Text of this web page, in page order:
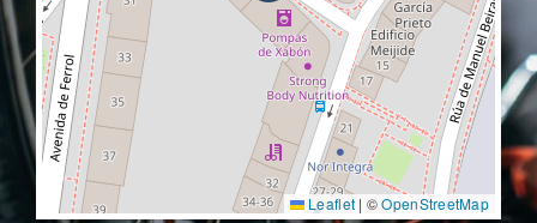
Leaflet | ©OpenStreetMap